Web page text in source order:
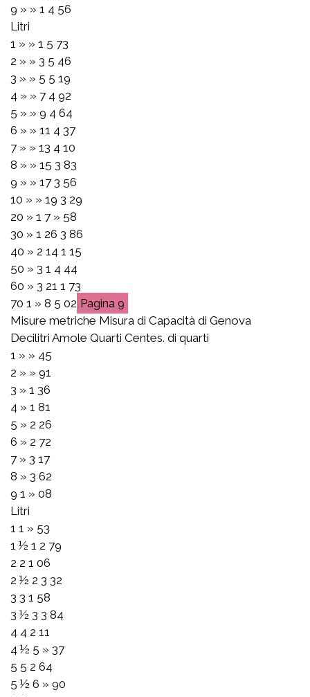
9 » » 1 4 56
Litri
1 » » 1 5 73
2 » » 3 5 46
3 » » 5 5 19
4 » » 7 4 92
5 » » 9 4 64
6 » » 11 4 37
7 » » 13 4 10
8 » » 15 3 83
9 » » 17 3 56
10 » » 19 3 29
20 » 1 7 » 58
30 » 1 26 3 86
40 » 2 14 1 15
50 » 3 1 4 44
60 » 3 21 1 73
70 1 » 8 5 02
9
Misure metriche Misura di Capacità di Genova
Decilitri Amole Quarti Centes. di quarti
1 » » 45
2 » » 91
3 » 1 36
4 » 1 81
5 » 2 26
6 » 2 72
7 » 3 17
8 » 3 62
9 1 » 08
Litri
1 1 » 53
1 ½ 1 2 79
2 2 1 06
2 ½ 2 3 32
3 3 1 58
3 ½ 3 3 84
4 4 2 11
4 ½ 5 » 37
5 5 2 64
5 ½ 6 » 90